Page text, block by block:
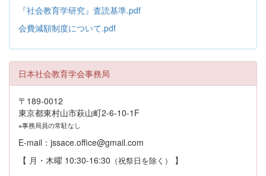
『社会教育学研究』査読基準.pdf
会費減額制度について.pdf
日本社会教育学会事務局
〒189-0012
東京都東村山市萩山町2-6-10-1F
※事務局員の常駐なし
E-mail：jssace.office@gmail.com
【 月・木曜 10:30-16:30 （祝祭日を除く） 】